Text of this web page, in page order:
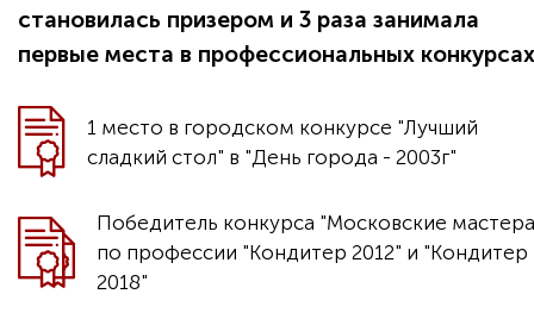
становилась призером и 3 раза занимала
первые места в профессиональных конкурсах
1 место в городском конкурсе "Лучший
сладкий стол" в "День города - 2003г"
Победитель конкурса "Московские
по профессии "Кондитер 2012" и "Кондитер
2018"